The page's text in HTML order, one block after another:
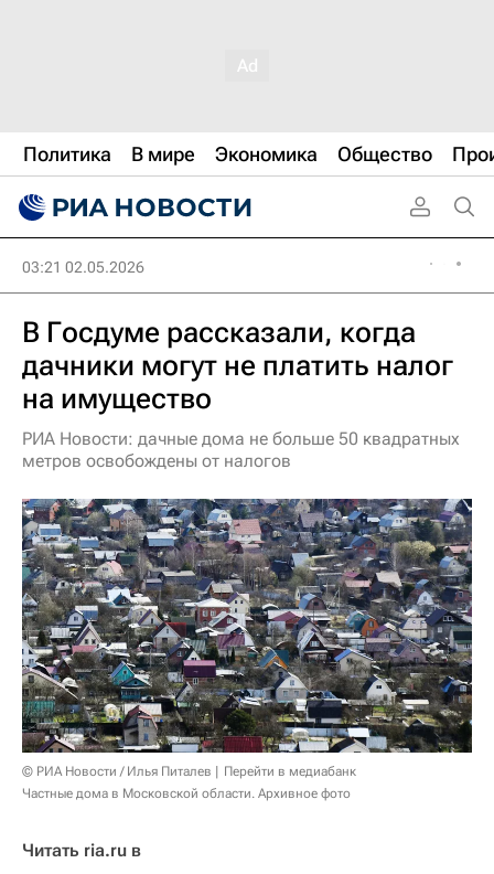
Политика В мире Экономика Общество
03:21 02.05.2026
В Госдуме рассказали, когда
дачники могут не платить налог
на имущество
РИА Новости: дачные дома не больше 50 квадратных
метров освобождены от налогов
© РИА Новости / Илья Питалев
Перейти в медиабанк
Частные дома в Московской области. Архивное фото
Читать ria.ru в